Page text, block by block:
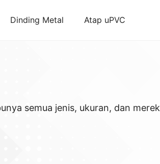
Dinding Metal Atap uPVC
semua jenis, ukuran, dan merek